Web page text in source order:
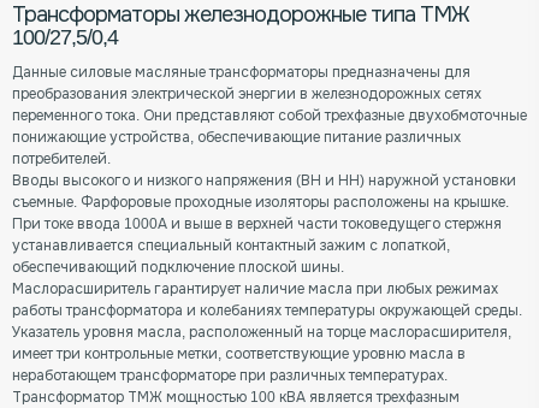
Трансформаторы железнодорожные типа ТМЖ
100/27,5/0,4
Данные силовые масляные трансформаторы предназначены для
преобразования электрической энергии в железнодорожных сетях
переменного тока. Они представляют собой трехфазные двухобмоточные
понижающие устройства, обеспечивающие питание различных
потребителей.
Вводы высокого и низкого напряжения (ВН и НН) наружной установки
съемные. Фарфоровые проходные изоляторы расположены на крышке.
При токе ввода 1000А и выше в верхней части токоведущего стержня
устанавливается специальный контактный зажим с лопаткой,
обеспечивающий подключение плоской шины.
Маслорасширитель гарантирует наличие масла при любых режимах
работы трансформатора и колебаниях температуры окружающей среды.
Указатель уровня масла, расположенный на торце маслорасширителя,
имеет три контрольные метки, соответствующие уровню масла в
неработающем трансформаторе при различных температурах.
Трансформатор ТМЖ мощностью 100 кВА является трехфазным